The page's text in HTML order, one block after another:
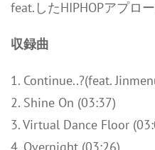
feat.したHIPHOPアプロ
収録曲
1. Continue..?(feat.
2. Shine On (03:37)
3. Virtual Dance Floor